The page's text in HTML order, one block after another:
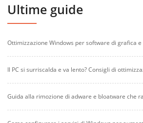
Ultime guide
Ottimizzazione Windows per software di grafica
Il PC si surriscalda e va lento? Consigli di
Guida alla rimozione di adware e bloatware che